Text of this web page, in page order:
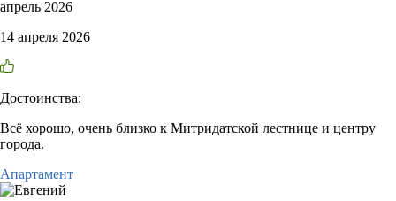
апрель 2026
14 апреля 2026
Достоинства:
Всё хорошо, очень близко к Митридатской лестнице и центру
города.
Апартамент